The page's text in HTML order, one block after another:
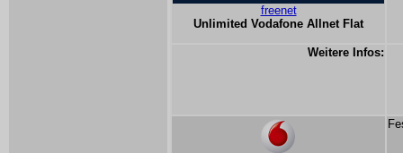
freenet
Unlimited Vodafone Allnet Flat
Weitere Infos: